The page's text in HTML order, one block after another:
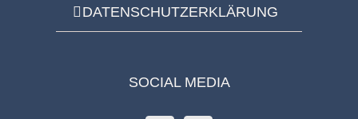
DATENSCHUTZERKLÄRUNG
SOCIAL MEDIA